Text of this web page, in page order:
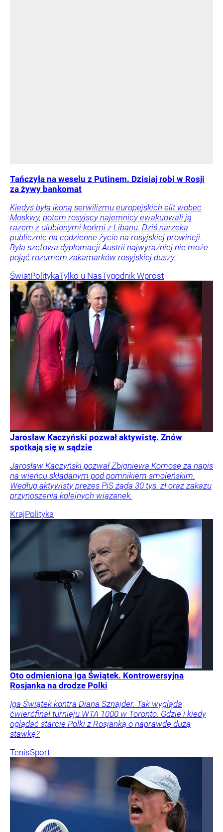
Tańczyła na weselu z Putinem. Dzisiaj robi w Rosji
za żywy bankomat
Kiedyś była ikoną serwilizmu europejskich elit wobec
Moskwy, potem rosyjscy najemnicy ewakuowali ją
razem z ulubionymi końmi z Libanu. Dziś narzeka
publicznie na codzienne życie na rosyjskiej prowincji.
Była szefowa dyplomacji Austrii najwyraźniej nie może
pojąć rozumem zakamarków rosyjskiej duszy.
ŚwiatPolitykaTylko u NasTygodnik Wprost
Jarosław Kaczyński pozwał aktywistę. Znów
spotkają się w sądzie
Jarosław Kaczyński pozwał Zbigniewa Komosę za napis
na wieńcu składanym pod pomnikiem smoleńskim.
Według aktywisty prezes PiS żąda 30 tys. zł oraz zakazu
przynoszenia kolejnych wiązanek.
KrajPolityka
Oto odmieniona Iga Świątek. Kontrowersyjna
Rosjanka na drodze Polki
Iga Świątek kontra Diana Sznajder. Tak wygląda
ćwierćfinał turnieju WTA 1000 w Toronto. Gdzie i kiedy
oglądać starcie Polki z Rosjanką o naprawdę dużą
stawkę?
TenisSport